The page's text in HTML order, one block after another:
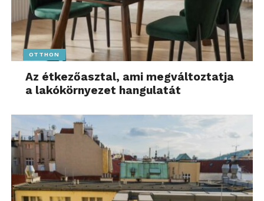
OTTHON
Az étkezőasztal, ami megváltoztatja
a lakókörnyezet hangulatát